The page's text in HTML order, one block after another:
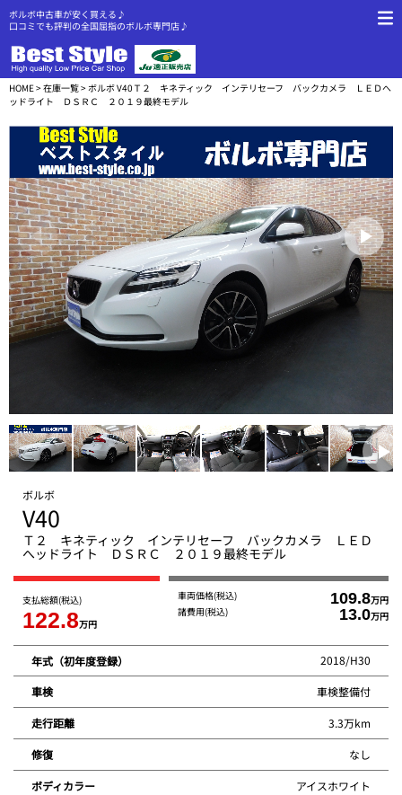
ボルボ中古車が安く買える♪
口コミでも評判の全国屈指のボルボ専門店♪
HOME>在庫一覧> ボルボ V40Ｔ２ キネティック インテリセーフ バックカメラ ＬＥＤへ
ッドライト ＤＳＲＣ ２０１９最終モデル
ボルボ
V40
Ｔ２ キネティック インテリセーフ バックカメラ ＬＥＤ
へッドライト ＤＳＲＣ ２０１９最終モデル
支払総額(税込)
122.8万円
車両価格(税込) 109.8万円
諸費用(税込) 13.0万円
年式（初年度登録） 2018/H30
車検 車検整備付
走行距離 3.3万km
修復 なし
ボディカラー アイスホワイト